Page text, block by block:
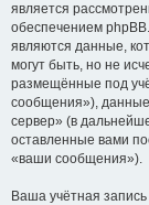
является
обеспечением
являются данные,
могут быть, но не
размещённые под
сообщения»),
сервер» (в
оставленные вами
«ваши сообщения»).
Ваша учётная